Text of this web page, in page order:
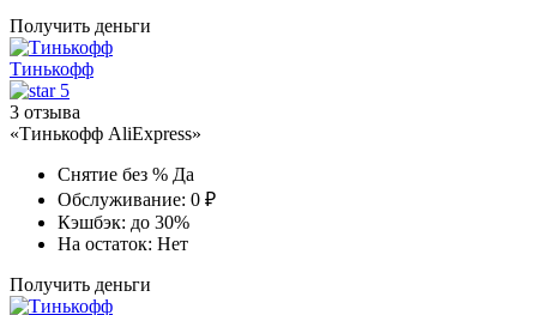
Получить деньги
Тинькофф
5
3 отзыва
«Тинькофф AliExpress»
Снятие без % Да
Обслуживание: 0 ₽
Кэшбэк: до 30%
На остаток: Нет
Получить деньги